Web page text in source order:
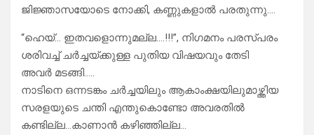
ജിജ്ഞാസയോടെ നോക്കി, കണ്ണുകളാൽ പരതുന്നു….
“ഹെയ്… ഇതവളൊന്നുമല്ല….!!!”, നിഗമനം പരസ്പരം
ശരിവച്ച് ചർച്ചയ്ക്കുള്ള പുതിയ വിഷയവും തേടി
അവർ മടങ്ങി…..
നാടിനെ ഒന്നടങ്കം ചർച്ചയിലും ആകാംക്ഷയിലുമാഴ്ത്തിയ
സരളയുടെ ചന്തി എന്തുകൊണ്ടോ അവരതിൽ
കണ്ടില്ല…കാണാൻ കഴിഞ്ഞില്ല…